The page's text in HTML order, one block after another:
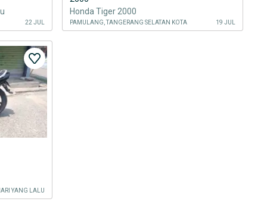
22 JUL
Honda Tiger 2000
PAMULANG, TANGERANG SELATAN KOTA 19 JUL
YANG LALU